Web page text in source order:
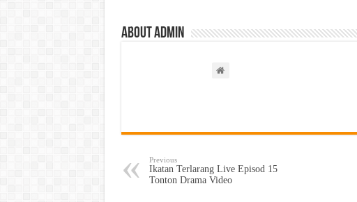
About admin
Previous
Ikatan Terlarang Live Episod 15
Tonton Drama Video